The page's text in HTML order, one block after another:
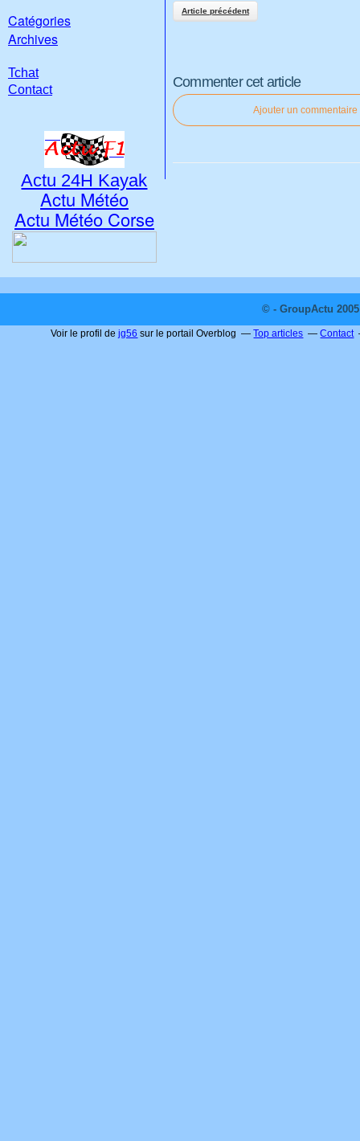
Article précédent
Commenter cet article
Ajouter un commentaire
Catégories
Archives
Tchat
Contact
Actu 24H Kayak
Actu Météo
Actu Météo Corse
© - GroupActu
Voir le profil dejg56 sur le portail Overblog Top articles Contact